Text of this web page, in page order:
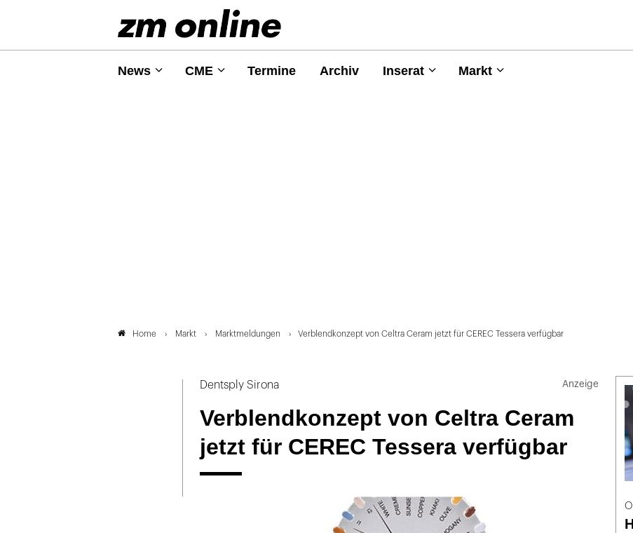
News CME Termine Archiv Inserat Markt
Home Markt Marktmeldungen Verblendkonzept von Celtra Ceram jetzt für CEREC Tessera verfügbar
Dentsply Sirona
Verblendkonzept von Celtra Ceram
jetzt für CEREC Tessera verfügbar